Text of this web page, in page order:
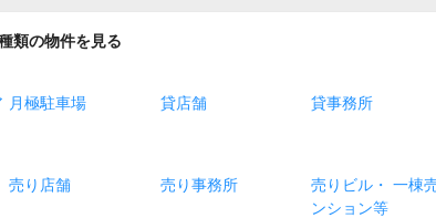
類の物件を見る
月極駐車場 貸店舗 貸事務所
売り店舗 売り事務所
売りビル・ 一棟
ンション等